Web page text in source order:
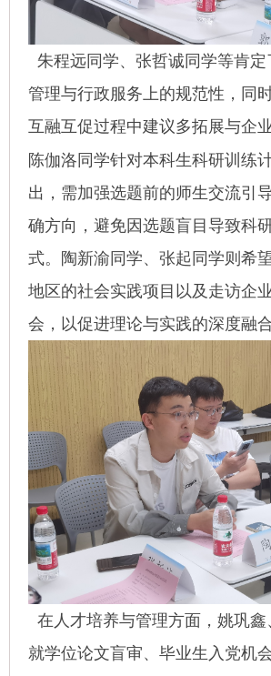
朱程远同学、张哲诚同学等肯定
管理与行政服务上的规范性，同
互融互促过程中建议多拓展与企
陈伽洛同学针对本科生科研训练
出，需加强选题前的师生交流引
确方向，避免因选题盲目导致科
式。陶新渝同学、张起同学则希
地区的社会实践项目以及走访企
会，以促进理论与实践的深度融合
在人才培养与管理方面，姚巩鑫
就学位论文盲审、毕业生入党机